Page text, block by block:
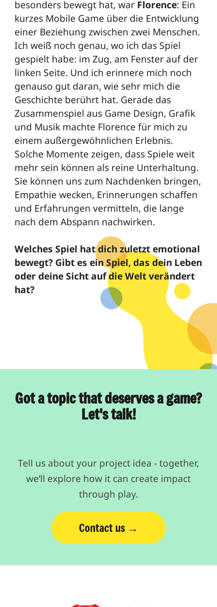
besonders bewegt hat, war Florence: Ein
kurzes Mobile Game über die Entwicklung
einer Beziehung zwischen zwei Menschen.
Ich weiß noch genau, wo ich das Spiel
gespielt habe: im Zug, am Fenster auf der
linken Seite. Und ich erinnere mich noch
genauso gut daran, wie sehr mich die
Geschichte berührt hat. Gerade das
Zusammenspiel aus Game Design, Grafik
und Musik machte Florence für mich zu
einem außergewöhnlichen Erlebnis.
Solche Momente zeigen, dass Spiele weit
mehr sein können als reine Unterhaltung.
Sie können uns zum Nachdenken bringen,
Empathie wecken, Erinnerungen schaffen
und Erfahrungen vermitteln, die lange
nach dem Abspann nachwirken.
Welches Spiel hat dich zuletzt emotional
bewegt? Gibt es ein Spiel, das dein Leben
oder deine Sicht auf die Welt verändert
hat?
Got a topic that deserves a game?
Let's talk!
Tell us about your project idea - together,
we’ll explore how it can create impact
through play.
Contact us